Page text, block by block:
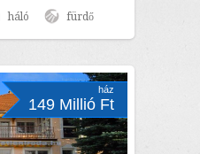
háló fürdő
ház
149 Millió Ft